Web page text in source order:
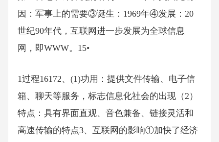
因：军事上的需要③诞生：1969年④发展：20
世纪90年代，互联网进一步发展为全球信息
网，即WWW。15•
1过程16172、(1)功用：提供文件传输、电子信
箱、聊天等服务，标志信息化社会的出现（2）
特点：具有界面直观、音色兼备、链接灵活和
高速传输的特点3、互联网的影响①加快了经济